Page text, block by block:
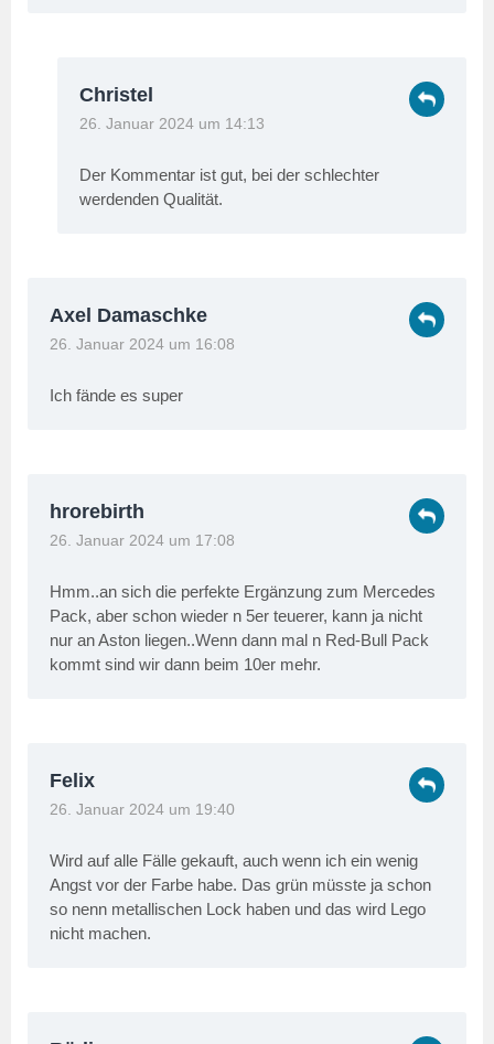
Christel
26. Januar 2024 um 14:13
Der Kommentar ist gut, bei der schlechter
werdenden Qualität.
Axel Damaschke
26. Januar 2024 um 16:08
Ich fände es super
hrorebirth
26. Januar 2024 um 17:08
Hmm..an sich die perfekte Ergänzung zum Mercedes
Pack, aber schon wieder n 5er teuerer, kann ja nicht
nur an Aston liegen..Wenn dann mal n Red-Bull Pack
kommt sind wir dann beim 10er mehr.
Felix
26. Januar 2024 um 19:40
Wird auf alle Fälle gekauft, auch wenn ich ein wenig
Angst vor der Farbe habe. Das grün müsste ja schon
so nenn metallischen Lock haben und das wird Lego
nicht machen.